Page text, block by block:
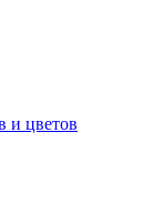
и цветов